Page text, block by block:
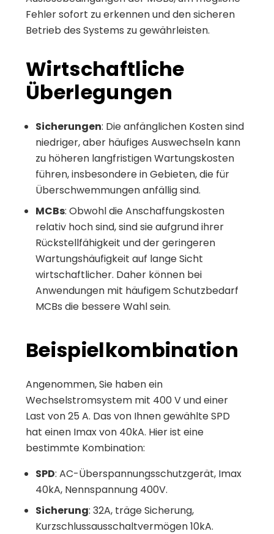
Fehler sofort zu erkennen und den sicheren
Betrieb des Systems zu gewährleisten.
Wirtschaftliche
Überlegungen
Sicherungen: Die anfänglichen Kosten sind
niedriger, aber häufiges Auswechseln kann
zu höheren langfristigen Wartungskosten
führen, insbesondere in Gebieten, die für
Überschwemmungen anfällig sind.
MCBs: Obwohl die Anschaffungskosten
relativ hoch sind, sind sie aufgrund ihrer
Rückstellfähigkeit und der geringeren
Wartungshäufigkeit auf lange Sicht
wirtschaftlicher. Daher können bei
Anwendungen mit häufigem Schutzbedarf
MCBs die bessere Wahl sein.
Beispielkombination
Angenommen, Sie haben ein
Wechselstromsystem mit 400 V und einer
Last von 25 A. Das von Ihnen gewählte SPD
hat einen Imax von 40kA. Hier ist eine
bestimmte Kombination:
SPD: AC-Überspannungsschutzgerät, Imax
40kA, Nennspannung 400V.
Sicherung: 32A, träge Sicherung,
Kurzschlussausschaltvermögen 10kA.